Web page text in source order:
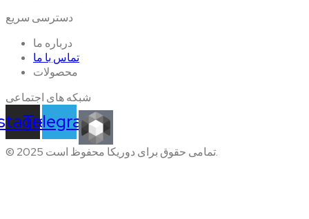
دسترسی سریع
درباره ما
تماس با ما
محصولات
شبکه های اجتماعی
Telegram
© 2025 تمامی حقوق برای دوریکا محفوظ است.